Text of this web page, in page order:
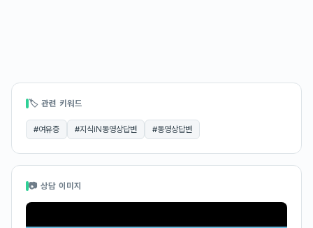
🏷 관련 키워드
#여유증 #지식iN동영상답변 #동영상답변
📷 상담 이미지